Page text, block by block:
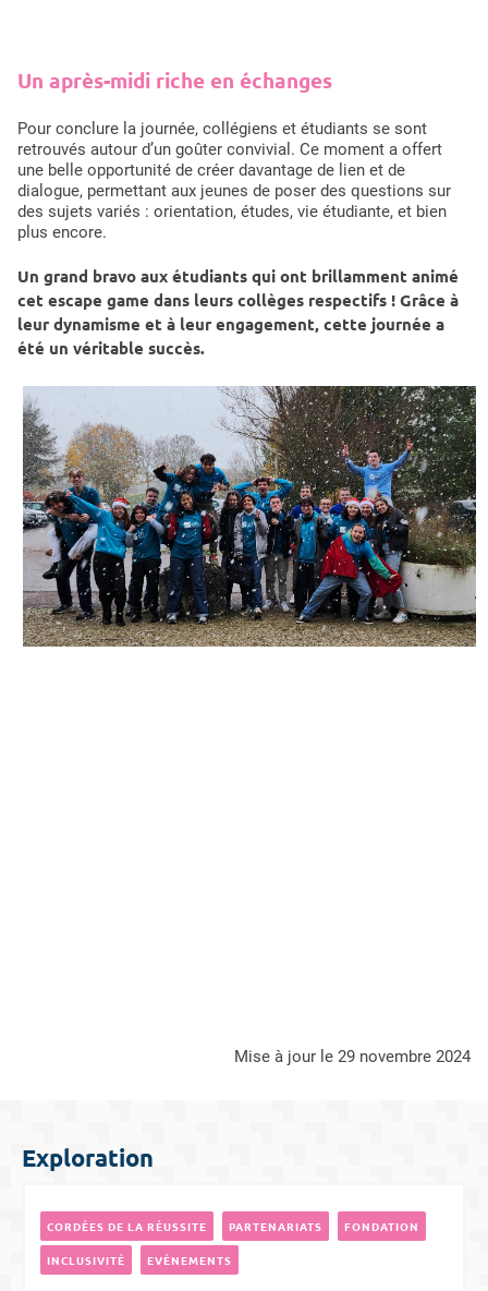
Un après-midi riche en échanges
Pour conclure la journée, collégiens et étudiants se sont
retrouvés autour d’un goûter convivial. Ce moment a offert
une belle opportunité de créer davantage de lien et de
dialogue, permettant aux jeunes de poser des questions sur
des sujets variés : orientation, études, vie étudiante, et bien
plus encore.
Un grand bravo aux étudiants qui ont brillamment animé
cet escape game dans leurs collèges respectifs ! Grâce à
leur dynamisme et à leur engagement, cette journée a
été un véritable succès.
mise à jour le 29 novembre 2024
Exploration
CORDÉES DE LA RÉUSSITE PARTENARIATS FONDATION
INCLUSIVITÉ EVÉNEMENTS